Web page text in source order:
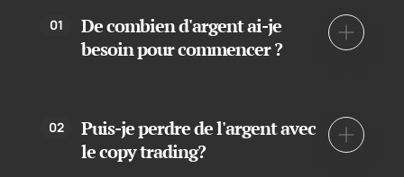
01
De combien d'argent ai-je
besoin pour commencer ?
Certains traders limiteront les copieurs à une
certaine valeur minimale en USD, mais en règle
générale, vous pouvez commencer avec $200!
02
Puis-je perdre de l'argent avec
le copy trading?